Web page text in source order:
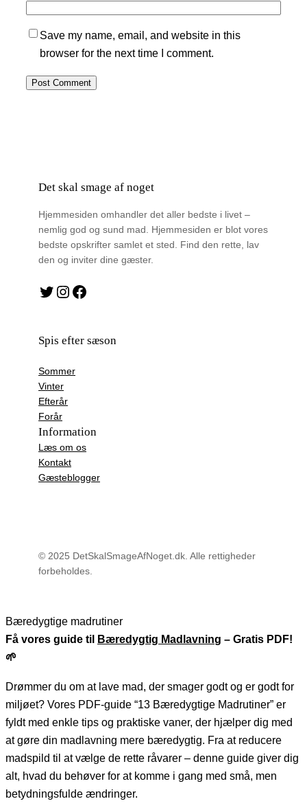
Save my name, email, and website in this
browser for the next time I comment.
Det skal smage af noget
Hjemmesiden omhandler det aller bedste i livet –
nemlig god og sund mad. Hjemmesiden er blot vores
bedste opskrifter samlet et sted. Find den rette, lav
den og inviter dine gæster.
Twitter Instagram Facebook
Spis efter sæson
Sommer
Vinter
Efterår
Forår
Information
Læs om os
Kontakt
Gæsteblogger
© 2025 DetSkalSmageAfNoget.dk. Alle rettigheder
forbeholdes.
Bæredygtige madrutiner
Få vores guide til
Bæredygtig Madlavning – Gratis PDF!
🌱
Drømmer du om at lave mad, der smager godt og er godt for
miljøet? Vores PDF-guide “13 Bæredygtige Madrutiner” er
fyldt med enkle tips og praktiske vaner, der hjælper dig med
at gøre din madlavning mere bæredygtig. Fra at reducere
madspild til at vælge de rette råvarer – denne guide giver dig
alt, hvad du behøver for at komme i gang med små, men
betydningsfulde ændringer.